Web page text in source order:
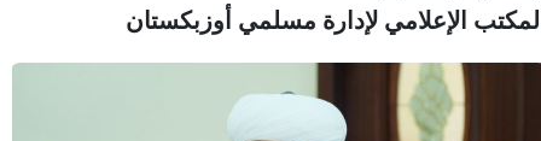
الإعلامي لإدارة مسلمي أوزبكستان